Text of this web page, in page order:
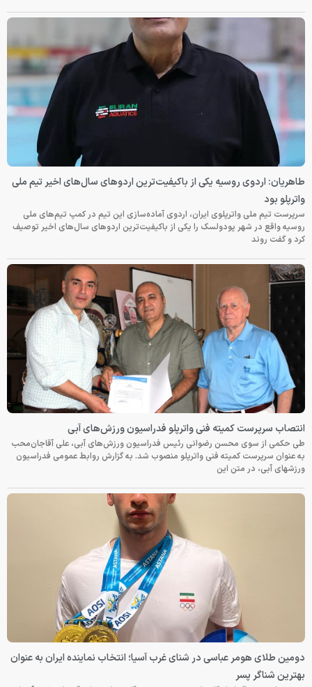
طاهریان: اردوی روسیه یکی از باکیفیت‌ترین اردوهای سال‌های اخیر تیم ملی
واترپلو بود
سرپرست تیم ملی واترپلوی ایران، اردوی آماده‌سازی این تیم در کمپ تیم‌های ملی
روسیه واقع در شهر پودولسک را یکی از باکیفیت‌ترین اردوهای سال‌های اخیر توصیف
کرد و گفت روند
انتصاب سرپرست کمیته فنی واترپلو فدراسیون ورزش‌های آبی
طی حکمی از سوی محسن رضوانی رئیس فدراسیون ورزش‌های آبی، علی آقاجان‌محب
به عنوان سرپرست کمیته فنی واترپلو منصوب شد. به گزارش روابط عمومی فدراسیون
ورزشهای آبی، در متن این
دومین طلای هومر عباسی در شنای غرب آسیا؛ انتخاب نماینده ایران به عنوان
بهترین شناگر پسر